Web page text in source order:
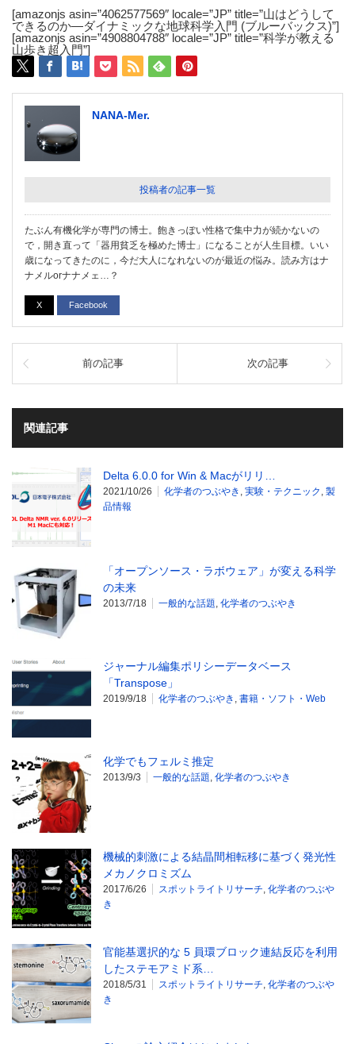
[amazonjs asin=”4062577569″ locale=”JP” title=”山はどうして
できるのか―ダイナミックな地球科学入門 (ブルーバックス)”]
[amazonjs asin=”4908804788″ locale=”JP” title=”科学が教える
山歩き超入門”]
NANA-Mer.
投稿者の記事一覧
たぶん有機化学が専門の博士。飽きっぽい性格で集中力が続かないの
で，開き直って「器用貧乏を極めた博士」になることが人生目標。いい
歳になってきたのに，今だ大人になれないのが最近の悩み。読み方はナ
ナメルorナナメェ…？
X Facebook
前の記事 次の記事
関連記事
Delta 6.0.0 for Win & Macがリリ…
2021/10/26 化学者のつぶやき , 実験・テクニック , 製
品情報
「オープンソース・ラボウェア」が変える科学
の未来
2013/7/18 一般的な話題, 化学者のつぶやき
ジャーナル編集ポリシーデータベース
「Transpose」
2019/9/18 化学者のつぶやき , 書籍・ソフト・Web
化学でもフェルミ推定
2013/9/3 一般的な話題, 化学者のつぶやき
機械的刺激による結晶間相転移に基づく発光性
メカノクロミズム
2017/6/26 スポットライトリサーチ, 化学者のつぶや
き
官能基選択的な 5 員環ブロック連結反応を利用
したステモアミド系…
2018/5/31 スポットライトリサーチ, 化学者のつぶや
き